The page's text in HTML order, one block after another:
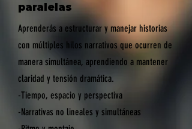
paralelas
Aprenderás a estructurar y manejar historias
con múltiples hilos narrativos que ocurren de
manera simultánea, aprendiendo a mantener
claridad y tensión dramática.
-Tiempo, espacio y perspectiva
-Narrativas no lineales y simultáneas